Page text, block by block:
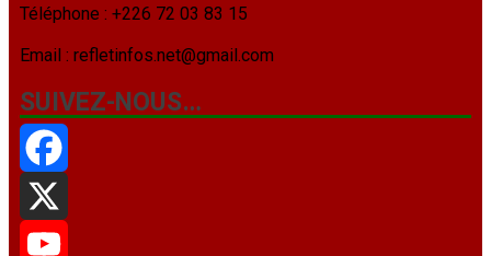
Téléphone : +226 72 03 83 15
Email : refletinfos.net@gmail.com
SUIVEZ-NOUS…
Facebook
X